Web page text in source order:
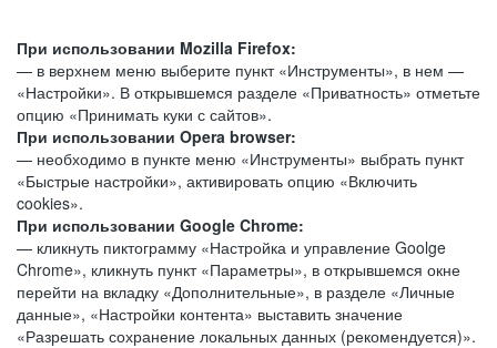
При использовании Mozilla Firefox:
— в верхнем меню выберите пункт «Инструменты», в нем —
«Настройки». В открывшемся разделе «Приватность» отметьте
опцию «Принимать куки с сайтов».
При использовании Opera browser:
— необходимо в пункте меню «Инструменты» выбрать пункт
«Быстрые настройки», активировать опцию «Включить
cookies».
При использовании Google Chrome:
— кликнуть пиктограмму «Настройка и управление Goolge
Chrome», кликнуть пункт «Параметры», в открывшемся окне
перейти на вкладку «Дополнительные», в разделе «Личные
данные», «Настройки контента» выставить значение
«Разрешать сохранение локальных данных (рекомендуется)».